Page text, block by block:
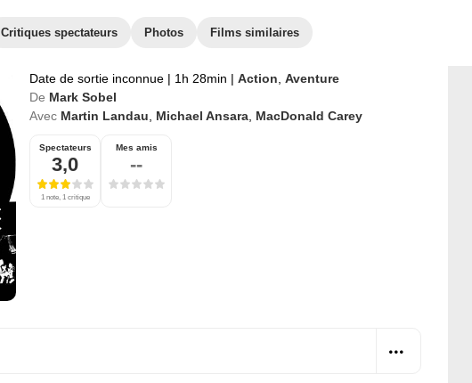
Critiques spectateurs Photos Films similaires
Date de sortie inconnue | 1h 28min | Action Aventure
De Mark Sobel
Avec Martin Landau Michael Ansara MacDonald Carey
Spectateurs
3,0
1 note, 1 critique
Mes amis
--